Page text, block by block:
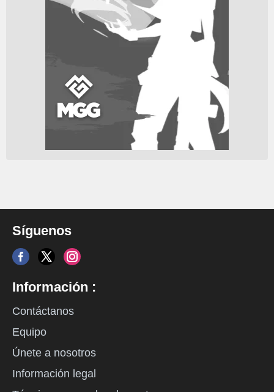
Síguenos
Información :
Contáctanos
Equipo
Únete a nosotros
Información legal